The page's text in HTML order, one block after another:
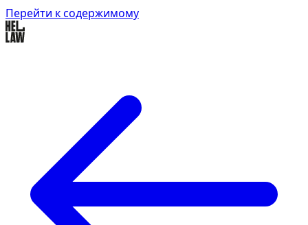
Перейти к содержимому